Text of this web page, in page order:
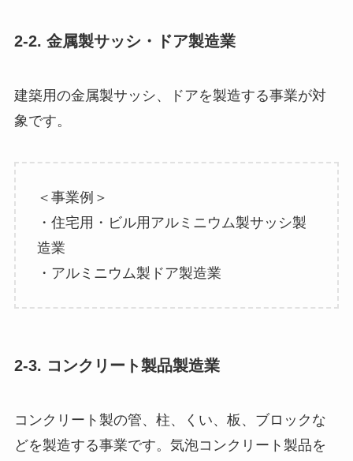
2-2. 金属製サッシ・ドア製造業
建築用の金属製サッシ、ドアを製造する事業が対
象です。
＜事業例＞
・住宅用・ビル用アルミニウム製サッシ製
造業
・アルミニウム製ドア製造業
2-3. コンクリート製品製造業
コンクリート製の管、柱、くい、板、ブロックな
どを製造する事業です。気泡コンクリート製品を